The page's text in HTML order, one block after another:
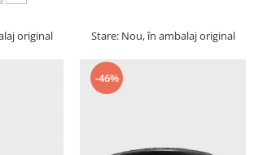
original Stare: Nou, în ambalaj original
-46%